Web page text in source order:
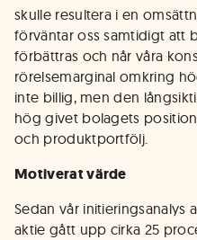
skulle resultera i en
förväntar oss samtidigt att
förbättras och når våra
rörelsemarginal omkring
inte billig, men den
hög givet bolagets
och produktportfölj.
Motiverat värde
Sedan vår initieringsanalys
aktie gått upp cirka 25